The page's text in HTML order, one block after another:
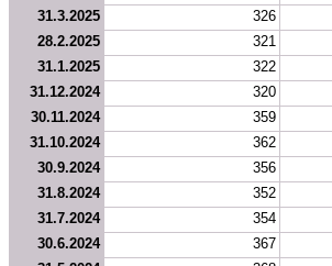
31.3.2025
326
28.2.2025
321
31.1.2025
322
31.12.2024
320
30.11.2024
359
31.10.2024
362
30.9.2024
356
31.8.2024
352
31.7.2024
354
30.6.2024
367